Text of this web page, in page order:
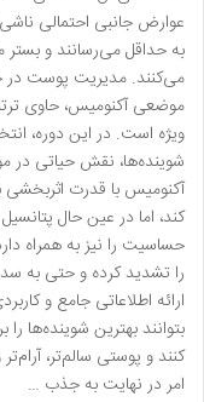
عوارض جانبی احتمالی
به حداقل می‌رسانند و بستر
می‌کنند. مدیریت پوست در
موضعی آکنومیس، حاوی
ویژه است. در این دوره،
شوینده‌ها، نقش حیاتی در
آکنومیس با قدرت اثربخشی
کند، اما در عین حال
حساسیت را نیز به همراه
را تشدید کرده و حتی به
ارائه اطلاعاتی جامع و
بتوانند بهترین شوینده‌ها
کنند و پوستی سالم‌تر،
امر در نهایت به جذب …